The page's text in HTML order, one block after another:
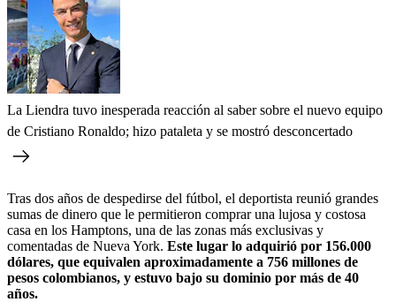
La Liendra tuvo inesperada reacción al saber sobre el nuevo equipo
de Cristiano Ronaldo; hizo pataleta y se mostró desconcertado
Tras dos años de despedirse del fútbol, el deportista reunió grandes
sumas de dinero que le permitieron comprar una lujosa y costosa
casa en los Hamptons, una de las zonas más exclusivas y
comentadas de Nueva York. Este lugar lo adquirió por 156.000
dólares, que equivalen aproximadamente a 756 millones de
pesos colombianos, y estuvo bajo su dominio por más de 40
años.